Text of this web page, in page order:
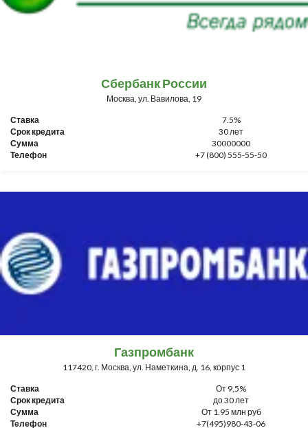
Сбербанк России
Москва, ул. Вавилова, 19
Ставка
7.5%
Срок кредита
30 лет
Сумма
30000000
Телефон
+7 (800) 555-55-50
Газпромбанк
117420, г. Москва, ул. Наметкина, д. 16, корпус 1
Ставка
От 9,5%
Срок кредита
до 30 лет
Сумма
От 1.95 млн руб
Телефон
+7(495)980-43-06